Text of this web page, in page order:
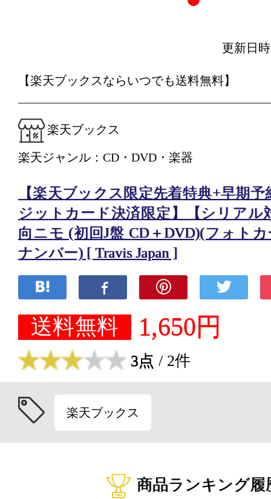
更新日
【楽天ブックスならいつでも送料無料】
楽天ブックス
楽天ジャンル：CD・DVD・楽器
【楽天ブックス限定先着特典+早期
ジットカード決済限定】【シリアル
向ニモ (初回J盤 CD＋DVD)(フォト
ナンバー) [ Travis Japan ]
送料無料 1,650円
3点 / 2件
楽天ブックス
商品ランキング履